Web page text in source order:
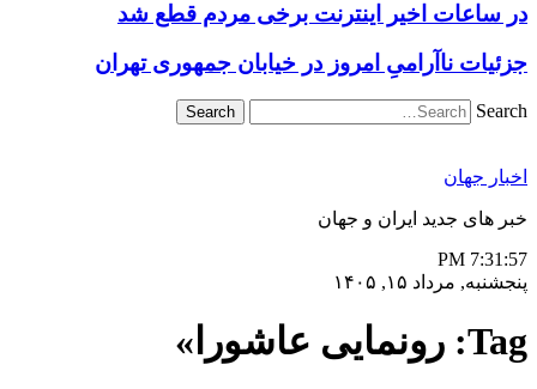
در ساعات اخیر اینترنت برخی مردم قطع شد
جزئیات ناآرامیِ امروز در خیابان جمهوری تهران
Search
اخبار جهان
خبر های جدید ایران و جهان
7:31:57 PM
پنجشنبه, مرداد ۱۵, ۱۴۰۵
Tag: رونمایی عاشورا»